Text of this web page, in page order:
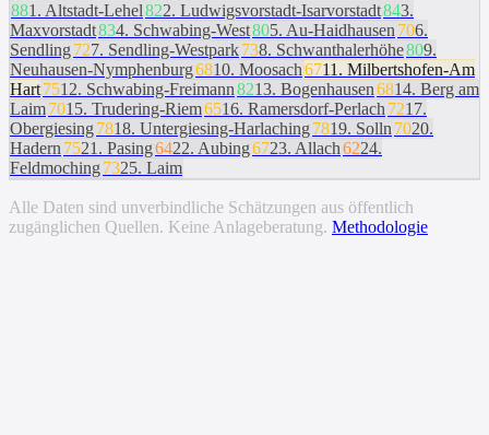
881 . Altstadt-Lehel822. Ludwigsvorstadt-Isarvorstadt843.
Maxvorstadt834. Schwabing-West805. Au-Haidhausen 706.
Sendling 727. Sendling-Westpark738. Schwanthalerhöhe809.
Neuhausen-Nymphenburg6810. Moosach6711 . Milbertshofen-Am
Hart7512. Schwabing-Freimann8213. Bogenhausen6814. Berg am
Laim7015. Trudering-Riem6516. Ramersdorf-Perlach 7217.
Obergiesing 7818. Untergiesing-Harlaching 7819. Solln 7020.
Hadern 7521 . Pasing6422. Aubing6723. Allach6224.
Feldmoching 7325. Laim
Alle Daten sind unverbindliche Schätzungen aus öffentlich
zugänglichen Quellen. Keine Anlageberatung. Methodologie